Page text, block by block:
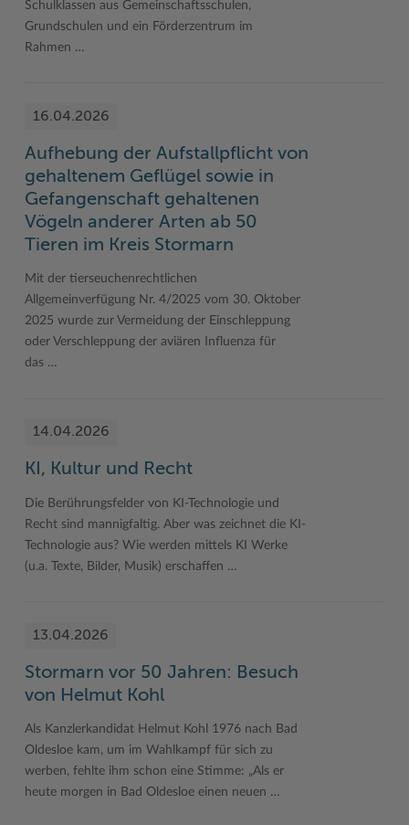
Schulklassen aus Gemeinschaftsschulen,
Grundschulen und ein Förderzentrum im
Rahmen …
16.04.2026
Aufhebung der Aufstallpflicht von
gehaltenem Geflügel sowie in
Gefangenschaft gehaltenen
Vögeln anderer Arten ab 50
Tieren im Kreis Stormarn
Mit der tierseuchenrechtlichen
Allgemeinverfügung Nr. 4/2025 vom 30. Oktober
2025 wurde zur Vermeidung der Einschleppung
oder Verschleppung der aviären Influenza für
das …
14.04.2026
KI, Kultur und Recht
Die Berührungsfelder von KI-Technologie und
Recht sind mannigfaltig. Aber was zeichnet die KI-
Technologie aus? Wie werden mittels KI Werke
(u.a. Texte, Bilder, Musik) erschaffen …
13.04.2026
Stormarn vor 50 Jahren: Besuch
von Helmut Kohl
Als Kanzlerkandidat Helmut Kohl 1976 nach Bad
Oldesloe kam, um im Wahlkampf für sich zu
werben, fehlte ihm schon eine Stimme: „Als er
heute morgen in Bad Oldesloe einen neuen …